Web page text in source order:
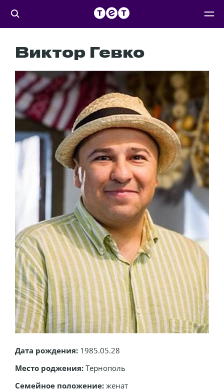
Виктор Гевко
Дата рождения: 1985.05.28
Место роджения: Тернополь
Семейное положение: женат